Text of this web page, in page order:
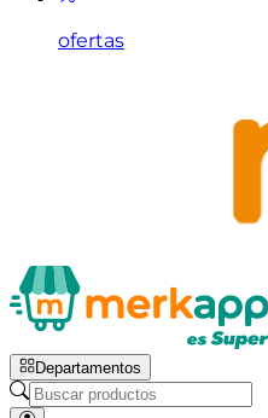
ofertas
Departamentos